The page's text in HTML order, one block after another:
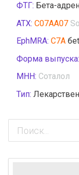
ФТГ: Бета-
АТХ: C07AA07
EphMRA: C7A
Форма выпуска:
МНН: Соталол
Тип: